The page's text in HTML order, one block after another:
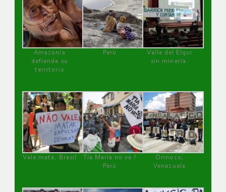
Amazonía
defiende su
territorio
Perú
Valle del Elqui
sin minería.
Vale mata, Brasil
Tía María no va !
Perú
Orinoco,
Venezuela